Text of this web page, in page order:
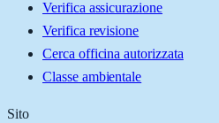
Verifica assicurazione
Verifica revisione
Cerca officina autorizzata
Classe ambientale
Sito